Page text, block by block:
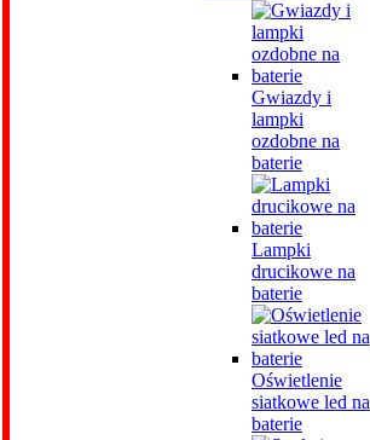
Gwiazdy i
lampki
ozdobne na
baterie
Lampki
drucikowe na
baterie
Oświetlenie
siatkowe led na
baterie